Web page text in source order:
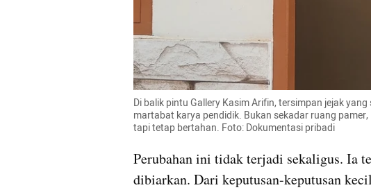
Di balik pintu Gallery Kasim Arifin, tersimpan jejak
martabat karya pendidik. Bukan sekadar ruang
tapi tetap bertahan. Foto: Dokumentasi pribadi
Perubahan ini tidak terjadi sekaligus. Ia
dibiarkan. Dari keputusan-keputusan